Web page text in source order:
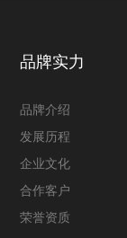
品牌实力
品牌介绍
发展历程
企业文化
合作客户
荣誉资质